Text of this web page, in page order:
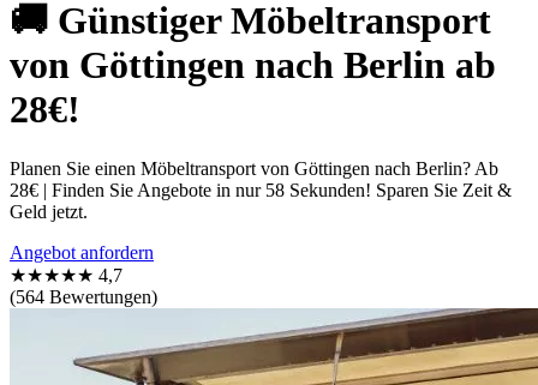
🚚 Günstiger Möbeltransport
von Göttingen nach Berlin ab
28€!
Planen Sie einen Möbeltransport von Göttingen nach Berlin? Ab
28€ | Finden Sie Angebote in nur 58 Sekunden! Sparen Sie Zeit &
Geld jetzt.
Angebot anfordern
★★★★★ 4,7
(564 Bewertungen)